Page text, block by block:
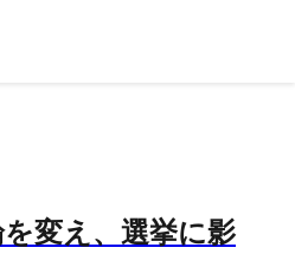
変え、選挙に影